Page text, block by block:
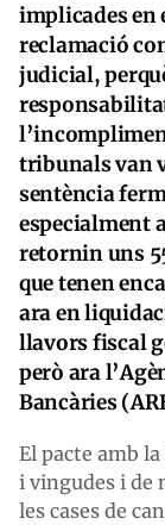
implicades en
reclamació
judicial,
tribunals van
sentència
especialment
retornin uns
que tenen
ara en
llavors fiscal
però ara
Bancàries
El pacte amb
i vingudes i de
les cases de